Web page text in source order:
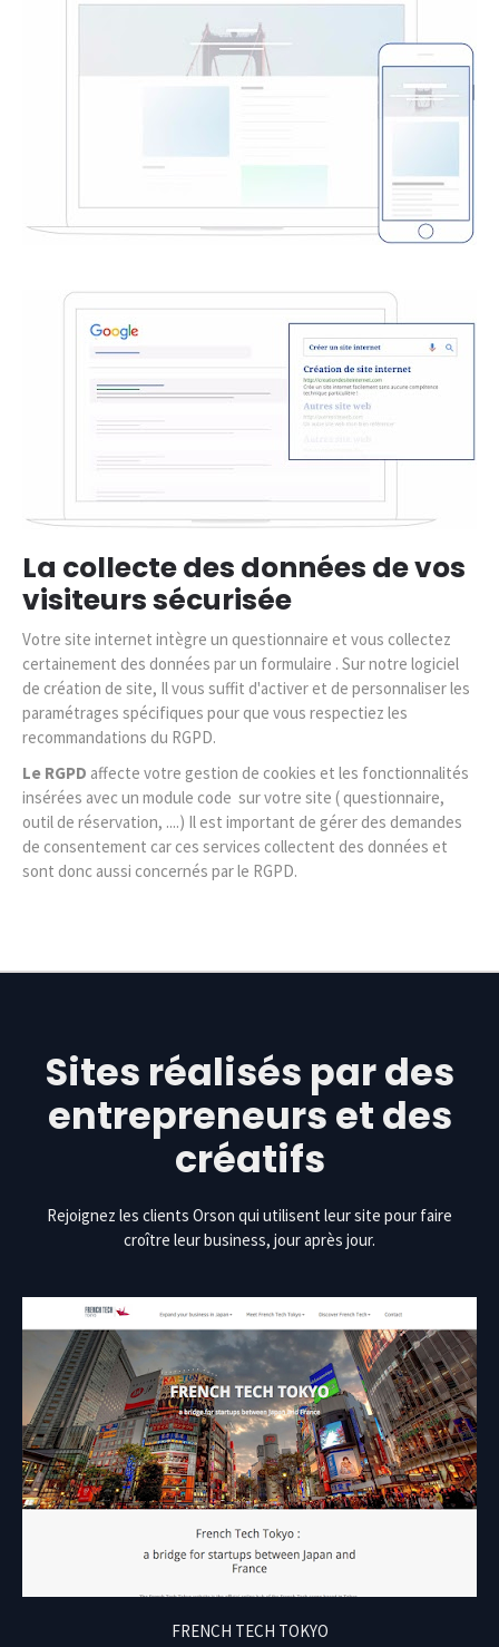
La collecte des données de vos
visiteurs sécurisée
Votre site internet intègre un questionnaire et vous collectez
certainement des données par un formulaire . Sur notre logiciel
de création de site, Il vous suffit d'activer et de personnaliser les
paramétrages spécifiques pour que vous respectiez les
recommandations du RGPD.
Le RGPD affecte votre gestion de cookies et les fonctionnalités
insérées avec un module code sur votre site ( questionnaire,
outil de réservation, ....) Il est important de gérer des demandes
de consentement car ces services collectent des données et
sont donc aussi concernés par le RGPD.
Sites réalisés par des
entrepreneurs et des
créatifs
Rejoignez les clients Orson qui utilisent leur site pour faire
croître leur business, jour après jour.
FRENCH TECH TOKYO